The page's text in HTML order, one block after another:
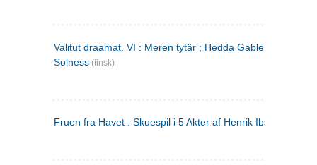
Valitut draamat. VI : Meren tytär ; Hedda Gabler ;
Solness (finsk)
Fruen fra Havet : Skuespil i 5 Akter af Henrik Ibsen